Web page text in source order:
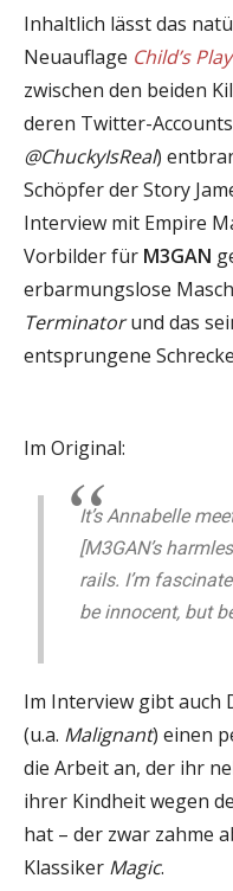
Inhaltlich lässt das
Neuauflage Child’s Play
zwischen den beiden
deren Twitter-
@ChuckyIsReal)
Schöpfer der Story
Interview mit Empire
Vorbilder für M3GAN
erbarmungslose
Terminatorund das
entsprungene
Im Original:
It’s Annabelle
[M3GAN’s
rails. I’m
be innocent, but
Im Interview gibt auch
(u.a. Malignant) einen
die Arbeit an, der ihr
ihrer Kindheit wegen
hat – der zwar zahme
Klassiker Magic.